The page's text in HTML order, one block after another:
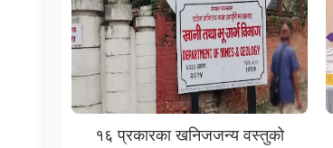
१६ प्रकारका खनिजजन्य वस्तुको